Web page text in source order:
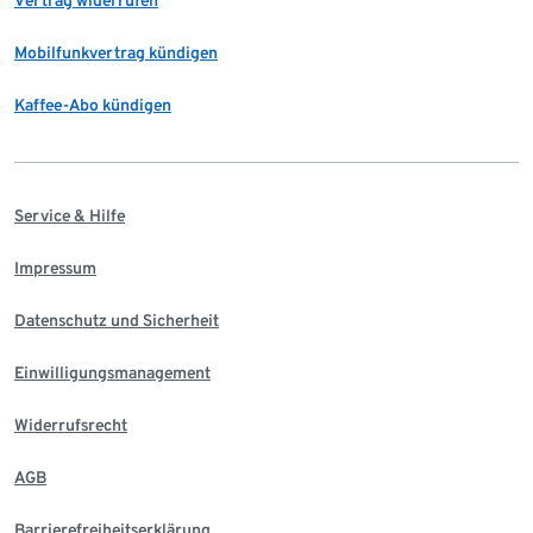
Mobilfunkvertrag kündigen
Kaffee-Abo kündigen
Service & Hilfe
Impressum
Datenschutz und Sicherheit
Einwilligungsmanagement
Widerrufsrecht
AGB